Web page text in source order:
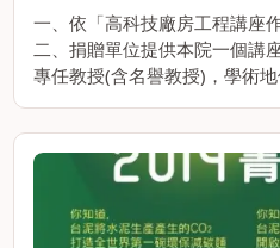
一、依「高科技廠房工程講座
二、捐贈單位提供本院一個講
專任教授(含名譽教授)，學術
者。講座得獎人每年需針對評
個月內，講座教授應提出報告